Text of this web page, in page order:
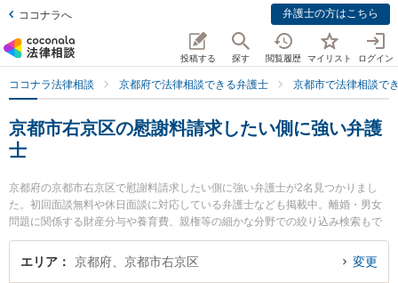
ココナラへ 弁護士の方はこちら
投稿する 探す 閲覧履歴 マイリスト ログイン
ココナラ法律相談 京都府で法律相談できる弁護士 京都市で法律相談で
京都市右京区の慰謝料請求したい側に強い弁護
士
京都府の京都市右京区で慰謝料請求したい側に強い弁護士が2名見つかりまし
た。初回面談無料や休日面談に対応している弁護士なども掲載中。離婚・男女
問題に関係する財産分与や養育費、親権等の細かな分野での絞り込み検索もで
き便利です。特に京都西法律事務所の中西 和宏弁護士や洛彩総合法律事務所の
河本 晃輔弁護士のプロフィール情報や弁護士費用、強みなどが注目されていま
エリア 京都府、京都市右京区 変更